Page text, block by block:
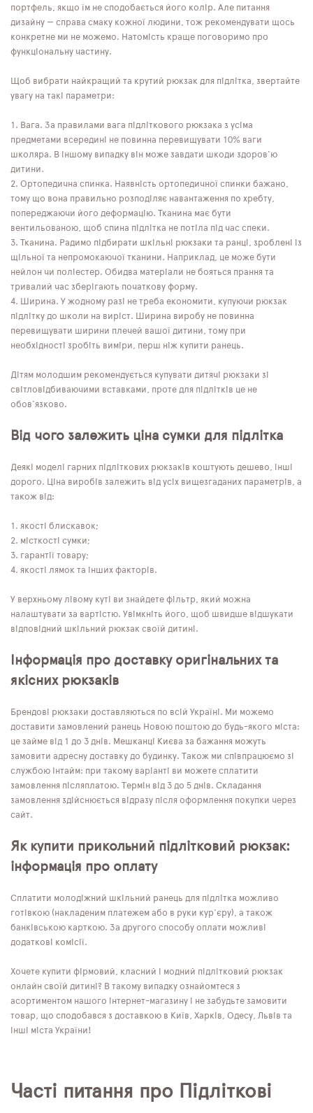
портфель, якщо їм не сподобається його колір. Але питання
дизайну — справа смаку кожної людини, тож рекомендувати щось
конкретне ми не можемо. Натомість краще поговоримо про
функціональну частину.
Щоб вибрати найкращий та крутий рюкзак для підлітка, звертайте
увагу на такі параметри:
Вага. За правилами вага підліткового рюкзака з усіма
предметами всередині не повинна перевищувати 10% ваги
школяра. В іншому випадку він може завдати шкоди здоров'ю
дитини.
Ортопедична спинка. Наявність ортопедичної спинки бажано,
тому що вона правильно розподіляє навантаження по хребту,
попереджаючи його деформацію. Тканина має бути
вентильованою, щоб спина підлітка не потіла під час спеки.
Тканина. Радимо підбирати шкільні рюкзаки та ранці, зроблені із
щільної та непромокаючої тканини. Наприклад, це може бути
нейлон чи поліестер. Обидва матеріали не бояться прання та
тривалий час зберігають початкову форму.
Ширина. У жодному разі не треба економити, купуючи рюкзак
підлітку до школи на виріст. Ширина виробу не повинна
перевищувати ширини плечей вашої дитини, тому при
необхідності зробіть виміри, перш ніж купити ранець.
Дітям молодшим рекомендується купувати дитячі рюкзаки зі
світловідбиваючими вставками, проте для підлітків це не
обов'язково.
Від чого залежить ціна сумки для підлітка
Деякі моделі гарних підліткових рюкзаків коштують дешево, інші
дорого. Ціна виробів залежить від усіх вищезгаданих параметрів, а
також від:
якості блискавок;
місткості сумки;
гарантії товару;
якості лямок та інших факторів.
У верхньому лівому куті ви знайдете фільтр, який можна
налаштувати за вартістю. Увімкніть його, щоб швидше відшукати
відповідний шкільний рюкзак своїй дитині.
Інформація про доставку оригінальних та
якісних рюкзаків
Брендові рюкзаки доставляються по всій Україні. Ми можемо
доставити замовлений ранець Новою поштою до будь-якого міста:
це займе від 1 до 3 днів. Мешканці Києва за бажання можуть
замовити адресну доставку до будинку. Також ми співпрацюємо зі
службою Інтайм: при такому варіанті ви можете сплатити
замовлення післяплатою. Термін від 3 до 5 днів. Складання
замовлення здійснюється відразу після оформлення покупки через
сайт.
Як купити прикольний підлітковий рюкзак:
інформація про оплату
Сплатити молодіжний шкільний ранець для підлітка можливо
готівкою (накладеним платежем або в руки кур'єру), а також
банківською карткою. За другого способу оплати можливі
додаткові комісії.
Хочете купити фірмовий, класний і модний підлітковий рюкзак
онлайн своїй дитині? В такому випадку ознайомтеся з
асортиментом нашого інтернет-магазину і не забудьте замовити
товар, що сподобався з доставкою в Київ, Харків, Одесу, Львів та
інші міста України!
Часті питання про Підліткові